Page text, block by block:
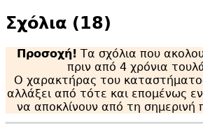
Σχόλια (18)
Προσοχή! Τα σχόλια που
πριν από 4 χρόνια
Ο χαρακτήρας του
αλλάξει από τότε και επομένως
να αποκλίνουν από τη σημερινή